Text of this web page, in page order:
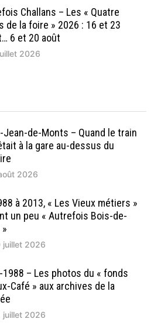
Challans – Les « Quatre
de la foire » 2026 : 16 et 23
6 et 20 août
2026
Jean-de-Monts – Quand le train
à la gare au-dessus du
2026
à 2013, « Les Vieux métiers »
un peu « Autrefois Bois-de-
juillet 2026
1988 – Les photos du « fonds
Café » aux archives de la
juillet 2026